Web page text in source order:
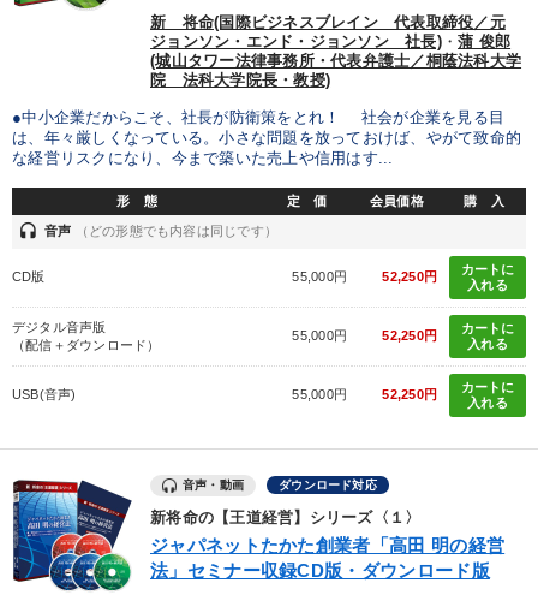
新 将命(国際ビジネスブレイン 代表取締役／元
ジョンソン・エンド・ジョンソン 社長)・蒲 俊郎
(城山タワー法律事務所・代表弁護士／桐蔭法科大学
院 法科大学院長・教授)
●中小企業だからこそ、社長が防衛策をとれ！ 社会が企業を見る目
は、年々厳しくなっている。小さな問題を放っておけば、やがて致命的
な経営リスクになり、今まで築いた売上や信用はす...
形 態 定 価 会員価格 購 入
headset 音声 （どの形態でも内容は同じです）
CD版 55,000円 52,250円
カートに
入れる
デジタル音声版
（配信＋ダウンロード）
55,000円 52,250円
カートに
入れる
USB(音声) 55,000円 52,250円
カートに
入れる
音声・動画 ダウンロード対応
新将命の【王道経営】シリーズ〈１〉
ジャパネットたかた創業者「高田 明の経営
法」セミナー収録CD版・ダウンロード版